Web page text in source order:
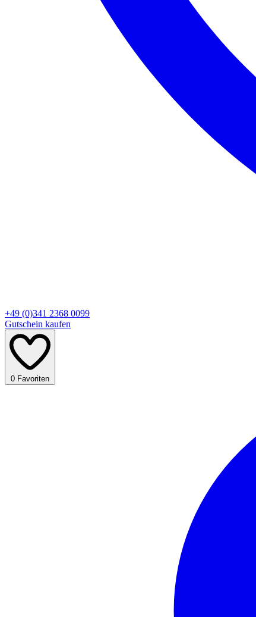
+49 (0)341 2368 0099
Gutschein kaufen
0 Favoriten